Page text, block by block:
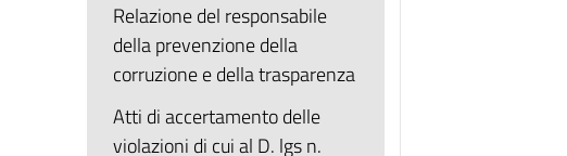
Relazione del responsabile
della prevenzione della
corruzione e della trasparenza
Atti di accertamento delle
violazioni di cui al D. lgs n.